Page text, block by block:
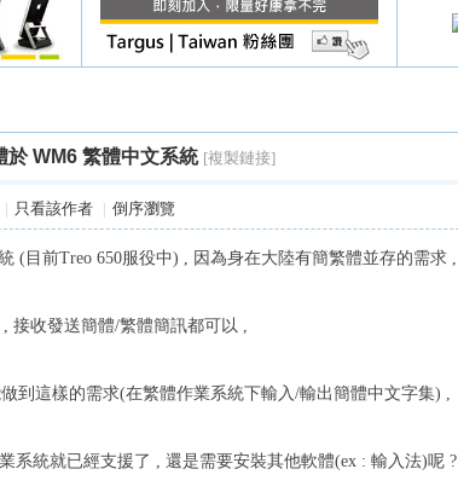
›
於 WM6 繁體中文系統 [複製鏈接]
| 只看該作者 | 倒序瀏覽
(目前Treo 650服役中) , 因為身在大陸有簡繁體並存的需求 ,
接收發送簡體/繁體簡訊都可以 ,
到這樣的需求(在繁體作業系統下輸入/輸出簡體中文字集) ,
系統就已經支援了 , 還是需要安裝其他軟體(ex : 輸入法)呢 ?